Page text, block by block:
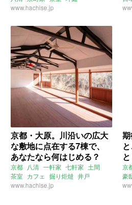
バルコニー 2DK
www.hachise.jp
京都・大原。川沿いの広大
な敷地に点在する7棟で、
あなたなら何はじめる？
(京都市左京区855㎡の売買
物件)
京都 八清 一軒家 七軒家 土間
茶室 カフェ 掘り炬燵 井戸
つくばい 囲炉裏
www.hachise.jp
㎡
京
豪